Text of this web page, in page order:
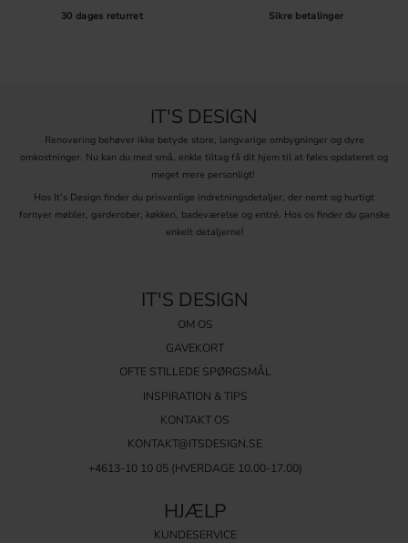
30 dages returret Sikre betalinger
IT'S DESIGN
Renovering behøver ikke betyde store, langvarige ombygninger og dyre
omkostninger. Nu kan du med små, enkle tiltag få dit hjem til at føles opdateret og
meget mere personligt!
Hos It’s Design finder du prisvenlige indretningsdetaljer, der nemt og hurtigt
fornyer møbler, garderober, køkken, badeværelse og entré. Hos os finder du ganske
enkelt detaljerne!
IT'S DESIGN
OM OS
GAVEKORT
OFTE STILLEDE SPØRGSMÅL
INSPIRATION & TIPS
KONTAKT OS
KONTAKT@ITSDESIGN.SE
+4613-10 10 05 (HVERDAGE 10.00-17.00)
HJÆLP
KUNDESERVICE